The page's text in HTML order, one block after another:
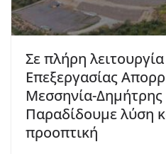
Σε πλήρη
Επεξεργασίας
Μεσσηνία-
Παραδίδουμε λύση
προοπτική